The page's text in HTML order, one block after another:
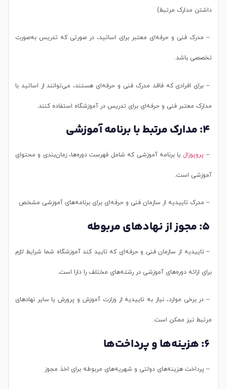
داشتن مدارک مرتبط)
– مدرک فنی و حرفه‌ای معتبر برای اساتید، در صورتی که تدریس به‌صورت
تخصصی باشد.
– برای افرادی که فاقد مدرک فنی و حرفه‌ای هستند، می‌توانند از اساتید با
مدارک معتبر فنی و حرفه‌ای برای تدریس در آموزشگاه استفاده کنند.
– پروپوزال یا برنامه آموزشی که شامل فهرست دوره‌ها، زمان‌بندی و محتوای
آموزشی است.
– مدرک تاییدیه از سازمان فنی و حرفه‌ای برای برنامه‌های آموزشی مشخص
– تاییدیه از سازمان فنی و حرفه‌ای که تایید کند آموزشگاه شما شرایط لازم
برای ارائه دوره‌های آموزشی در رشته‌های مختلف را دارا است.
– در برخی موارد، نیاز به تاییدیه از وزارت آموزش و پرورش یا سایر نهادهای
مرتبط نیز ممکن است.
– پرداخت هزینه‌های دولتی و شهریه‌های مربوطه برای اخذ مجوز